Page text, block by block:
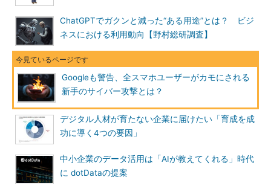
ChatGPTでガクンと減った“ある用途”とは？ ビジ
ネスにおける利用動向【野村総研調査】
Googleも警告、全スマホユーザーがカモにされる
新手のサイバー攻撃とは？
デジタル人材が育たない企業に届けたい「育成を成
功に導く4つの要因」
中小企業のデータ活用は「AIが教えてくれる」時代
に dotDataの提案